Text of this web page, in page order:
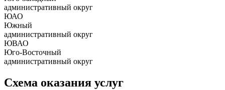
административный округ
ЮАО
Южный
административный округ
ЮВАО
Юго-Восточный
административный округ
Схема оказания услуг